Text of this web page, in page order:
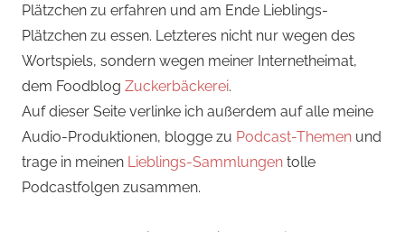
Plätzchen zu erfahren und am Ende Lieblings-
Plätzchen zu essen. Letzteres nicht nur wegen des
Wortspiels, sondern wegen meiner Internetheimat,
dem Foodblog Zuckerbäckerei.
Auf dieser Seite verlinke ich außerdem auf alle meine
Audio-Produktionen, blogge zu Podcast-Themen und
trage in meinen Lieblings-Sammlungen tolle
Podcastfolgen zusammen.